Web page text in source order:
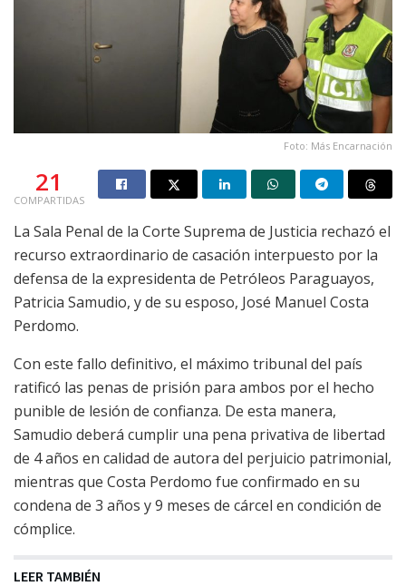
Foto: Más Encarnación
21
COMPARTIDAS
La Sala Penal de la Corte Suprema de Justicia rechazó el
recurso extraordinario de casación interpuesto por la
defensa de la expresidenta de Petróleos Paraguayos,
Patricia Samudio, y de su esposo, José Manuel Costa
Perdomo.
Con este fallo definitivo, el máximo tribunal del país
ratificó las penas de prisión para ambos por el hecho
punible de lesión de confianza. De esta manera,
Samudio deberá cumplir una pena privativa de libertad
de 4 años en calidad de autora del perjuicio patrimonial,
mientras que Costa Perdomo fue confirmado en su
condena de 3 años y 9 meses de cárcel en condición de
cómplice.
LEER TAMBIÉN